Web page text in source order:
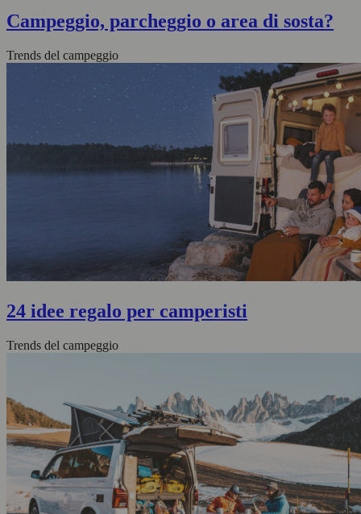
Campeggio, parcheggio o area di sosta?
Trends del campeggio
24 idee regalo per camperisti
Trends del campeggio